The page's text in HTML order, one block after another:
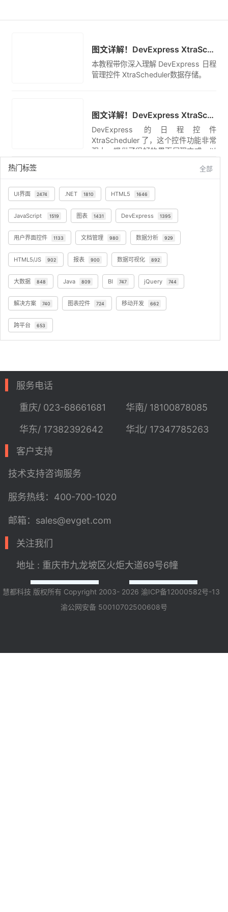
图文详解！DevExpress XtraScheduler日程管理控件应用实例（2）-- 深入理解数据存储
本教程带你深入理解 DevExpress 日程
管理控件 XtraScheduler数据存储。
图文详解！DevExpress XtraScheduler日程管理控件应用实例（1）-- 基本使用
DevExpress 的日程控件
XtraScheduler 了，这个控件功能非常
强大，提供了很好的界面展现方式，以
能很好满足我们的日程计划安排的需
望把其中的经验与大家分享。
热门标签 全部
UI界面 2474 .NET 1810 HTML5 1646
JavaScript 1519 图表 1431 DevExpress 1395
用户界面控件 1133 文档管理 980 数据分析 929
HTML5/JS 902 报表 900 数据可视化 892
大数据 848 Java 809 BI 747 jQuery 744
解决方案 740 图表控件 724 移动开发 662
跨平台 653
服务电话
重庆/ 023-68661681
华东/ 17382392642
华南/ 18100878085
华北/ 17347785263
客户支持
技术支持咨询服务
服务热线：400-700-1020
邮箱：sales@evget.com
关注我们
地址 : 重庆市九龙坡区火炬大道69号6幢
慧都科技 版权所有 Copyright 2003- 2026 渝ICP备12000582号-13
渝公网安备 50010702500608号